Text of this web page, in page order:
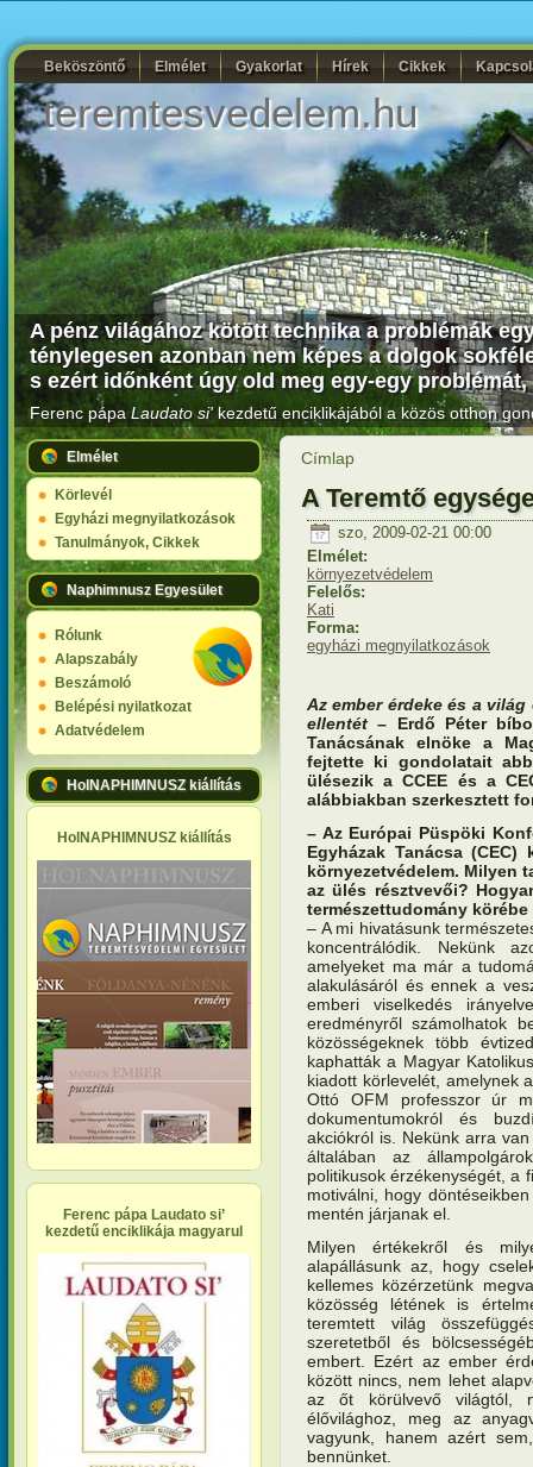
Beköszöntő Elmélet Gyakorlat Hírek Cikkek
teremtesvedelem.hu
A pénz világához kötött technika a problémák
ténylegesen azonban nem képes a dolgok
s ezért időnként úgy old meg egy-egy
Ferenc pápaLaudato si'kezdetű enciklikájából a közös otthon
Elmélet
Körlevél
Egyházi megnyilatkozások
Tanulmányok, Cikkek
Naphimnusz Egyesület
Rólunk
Alapszabály
Beszámoló
Belépési nyilatkozat
Adatvédelem
HolNAPHIMNUSZ kiállítás
HolNAPHIMNUSZ kiállítás
Ferenc pápa Laudato si’
kezdetű enciklikája magyarul
Címlap
A Teremtő
szo, 2009-02-21 00:00
Elmélet:
környezetvédelem
Felelős:
Kati
Forma:
egyházi megnyilatkozások
Az ember érdeke és a
ellentét– Erdő Péter
Tanácsának elnöke a
fejtette ki gondolatait
ülésezik a CCEE és a
alábbiakban szerkesztett
– Az Európai Püspöki
Egyházak Tanácsa
környezetvédelem. Milyen
az ülés résztvevői?
természettudomány
– A mi hivatásunk
koncentrálódik. Nekünk
amelyeket ma már a
alakulásáról és ennek a
emberi viselkedés
eredményről számolhatok
közösségeknek több
kaphatták a Magyar
kiadott körlevelét, amelynek
Ottó OFM professzor úr
dokumentumokról és
akciókról is. Nekünk arra
általában az
politikusok érzékenységét, a
motiválni, hogy
mentén járjanak el.
Milyen értékekről és
alapállásunk az, hogy
kellemes közérzetünk
közösség létének is
teremtett világ
szeretetből és
embert. Ezért az ember
között nincs, nem lehet
az őt körülvevő világtól,
élővilághoz, meg az
vagyunk, hanem azért
bennünket.